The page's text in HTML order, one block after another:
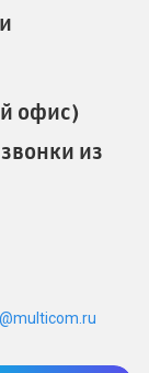
офис)
из